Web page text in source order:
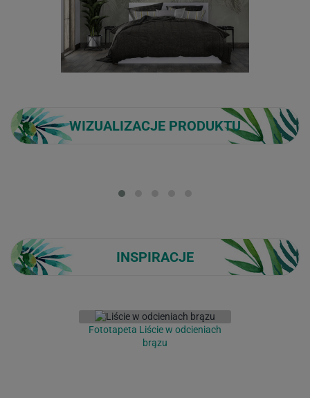
WIZUALIZACJE PRODUKTU
INSPIRACJE
Fototapeta Liście w odcieniach
brązu